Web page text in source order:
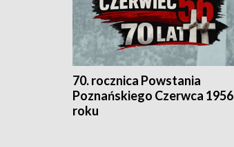
70. rocznica Powstania
Poznańskiego Czerwca 1956
roku